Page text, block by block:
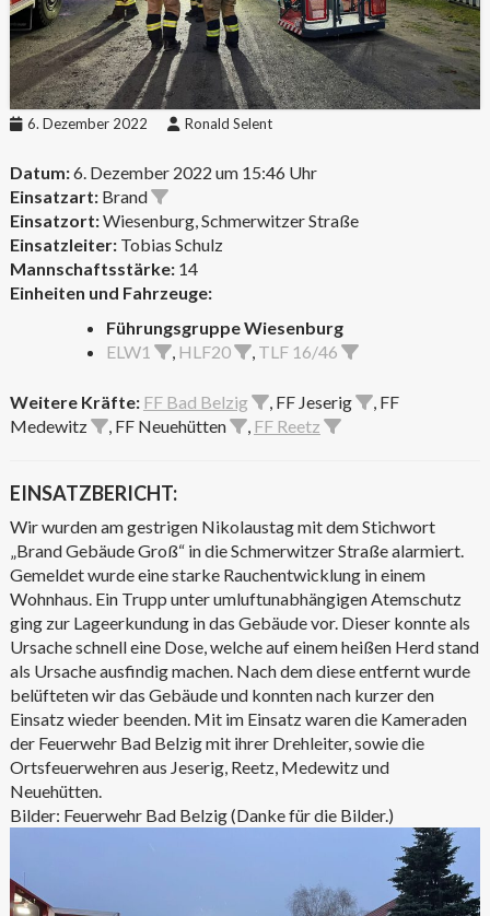
6. Dezember 2022 Ronald Selent
Datum:6. Dezember 2022 um 15:46 Uhr
Einsatzart:Brand
Einsatzort:Wiesenburg, Schmerwitzer Straße
Einsatzleiter:Tobias Schulz
Mannschaftsstärke:14
Einheiten und Fahrzeuge:
Führungsgruppe Wiesenburg
ELW1
, HLF20 , TLF 16/46
Weitere Kräfte: FF Bad Belzig , FF Jeserig
, FF
Medewitz
, FF Neuehütten , FF Reetz
EINSATZBERICHT:
Wir wurden am gestrigen Nikolaustag mit dem Stichwort
„Brand Gebäude Groß“ in die Schmerwitzer Straße alarmiert.
Gemeldet wurde eine starke Rauchentwicklung in einem
Wohnhaus. Ein Trupp unter umluftunabhängigen Atemschutz
ging zur Lageerkundung in das Gebäude vor. Dieser konnte als
Ursache schnell eine Dose, welche auf einem heißen Herd stand
als Ursache ausfindig machen. Nach dem diese entfernt wurde
belüfteten wir das Gebäude und konnten nach kurzer den
Einsatz wieder beenden. Mit im Einsatz waren die Kameraden
der Feuerwehr Bad Belzig mit ihrer Drehleiter, sowie die
Ortsfeuerwehren aus Jeserig, Reetz, Medewitz und
Neuehütten.
Bilder: Feuerwehr Bad Belzig (Danke für die Bilder.)